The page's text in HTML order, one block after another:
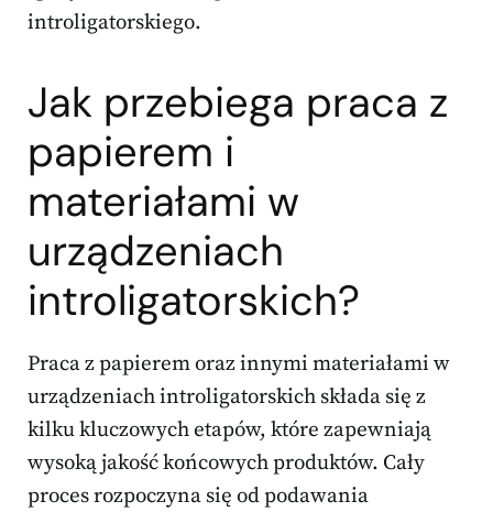
introligatorskiego.
Jak przebiega praca z
papierem i
materiałami w
urządzeniach
introligatorskich?
Praca z papierem oraz innymi materiałami w
urządzeniach introligatorskich składa się z
kilku kluczowych etapów, które zapewniają
wysoką jakość końcowych produktów. Cały
proces rozpoczyna się od podawania